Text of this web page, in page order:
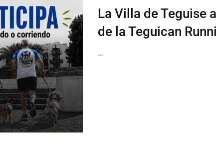
La Villa de Teguise
de la Teguican
…